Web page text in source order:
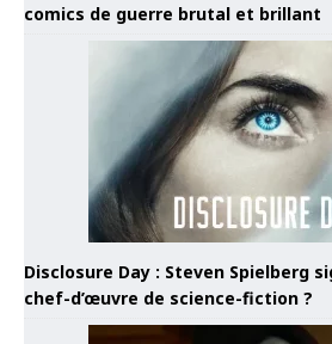
comics de guerre brutal et brillant
Disclosure Day : Steven Spielberg
chef-d’œuvre de science-fiction ?